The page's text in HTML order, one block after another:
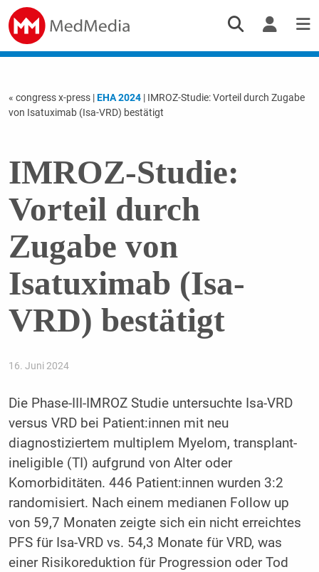
« congress x-press |EHA 2024| IMROZ-Studie: Vorteil durch Zugabe
von Isatuximab (Isa-VRD) bestätigt
IMROZ-Studie:
Vorteil durch
Zugabe von
Isatuximab (Isa-
VRD) bestätigt
16. Juni 2024
Die Phase-III-IMROZ Studie untersuchte Isa-VRD
versus VRD bei Patient:innen mit neu
diagnostiziertem multiplem Myelom, transplant-
ineligible (TI) aufgrund von Alter oder
Komorbiditäten. 446 Patient:innen wurden 3:2
randomisiert. Nach einem medianen Follow up
von 59,7 Monaten zeigte sich ein nicht erreichtes
PFS für Isa-VRD vs. 54,3 Monate für VRD, was
einer Risikoreduktion für Progression oder Tod